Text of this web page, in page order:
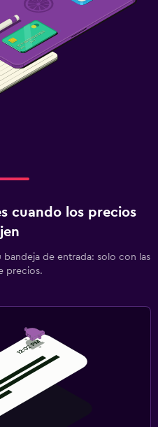
cuando los precios
de entrada: solo con las
precios.